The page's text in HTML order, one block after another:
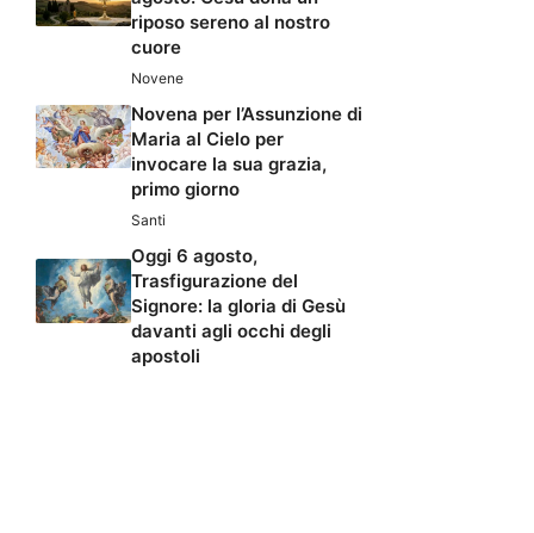
riposo sereno al nostro
cuore
Novene
Novena per l’Assunzione di
Maria al Cielo per
invocare la sua grazia,
primo giorno
Santi
Oggi 6 agosto,
Trasfigurazione del
Signore: la gloria di Gesù
davanti agli occhi degli
apostoli